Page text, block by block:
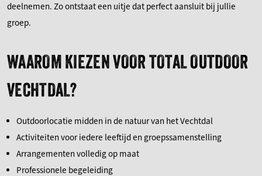
deelnemen. Zo ontstaat een uitje dat perfect aansluit bij jullie
groep.
WAAROM KIEZEN VOOR TOTAL OUTDOOR
VECHTDAL?
Outdoorlocatie midden in de natuur van het Vechtdal
Activiteiten voor iedere leeftijd en groepssamenstelling
Arrangementen volledig op maat
Professionele begeleiding